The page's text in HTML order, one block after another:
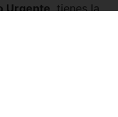
Urgente, tienes la